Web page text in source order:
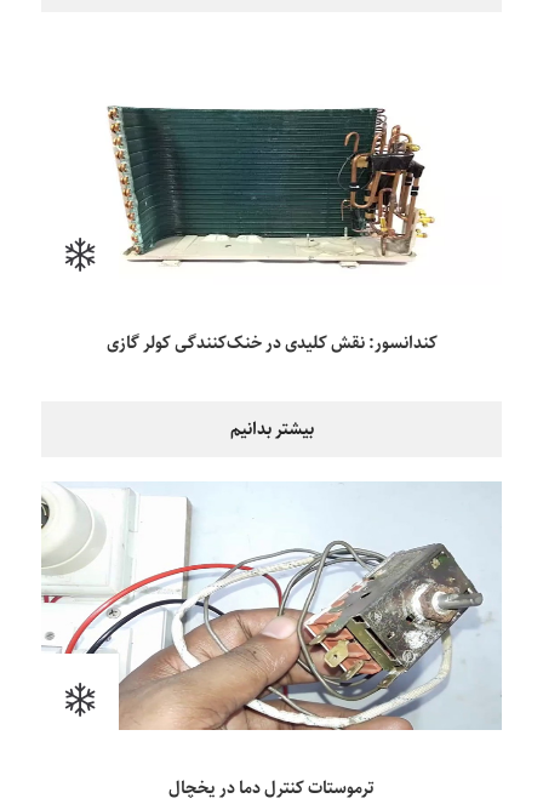
کندانسور: نقش کلیدی در خنک‌کنندگی کولر گازی
بیشتر بدانیم
ترموستات کنترل دما در یخچال